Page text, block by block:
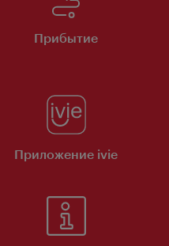
Прибытие
Приложение ivie